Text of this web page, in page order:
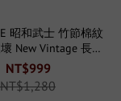
昭和武士 竹節棉紋
New Vintage 長袖
（BOXY）
NT$999
NT$1,280